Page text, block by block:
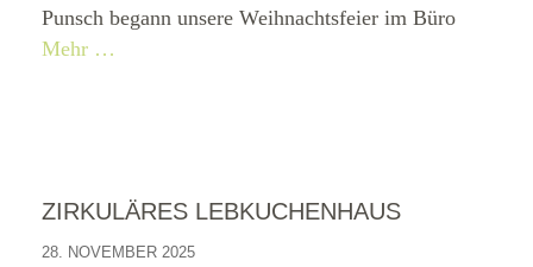
Punsch begann unsere Weihnachtsfeier im Büro
Mehr …
ZIRKULÄRES LEBKUCHENHAUS
28. NOVEMBER 2025